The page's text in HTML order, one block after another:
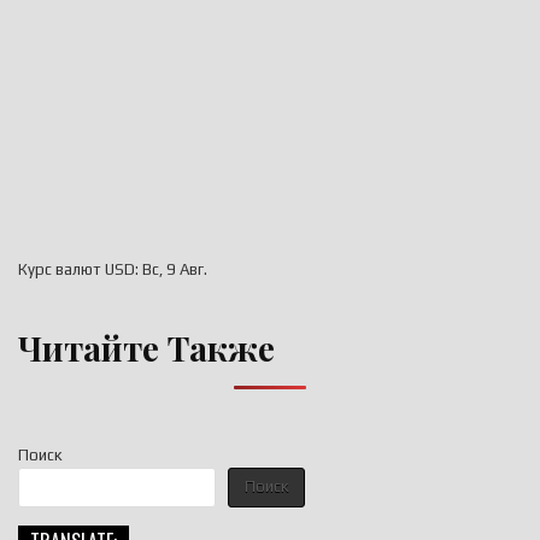
Поиск
Поиск
Курс валют USD: Вс, 9 Авг.
Читайте Также